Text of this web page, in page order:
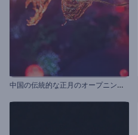
中
国の伝統的な正月のオープニング動画